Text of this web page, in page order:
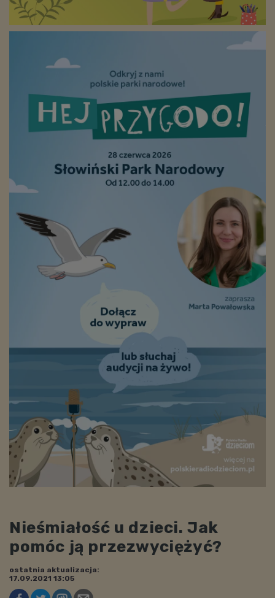
Nieśmiałość u dzieci. Jak
pomóc ją przezwyciężyć?
ostatnia aktualizacja:
17.09.2021 13:05